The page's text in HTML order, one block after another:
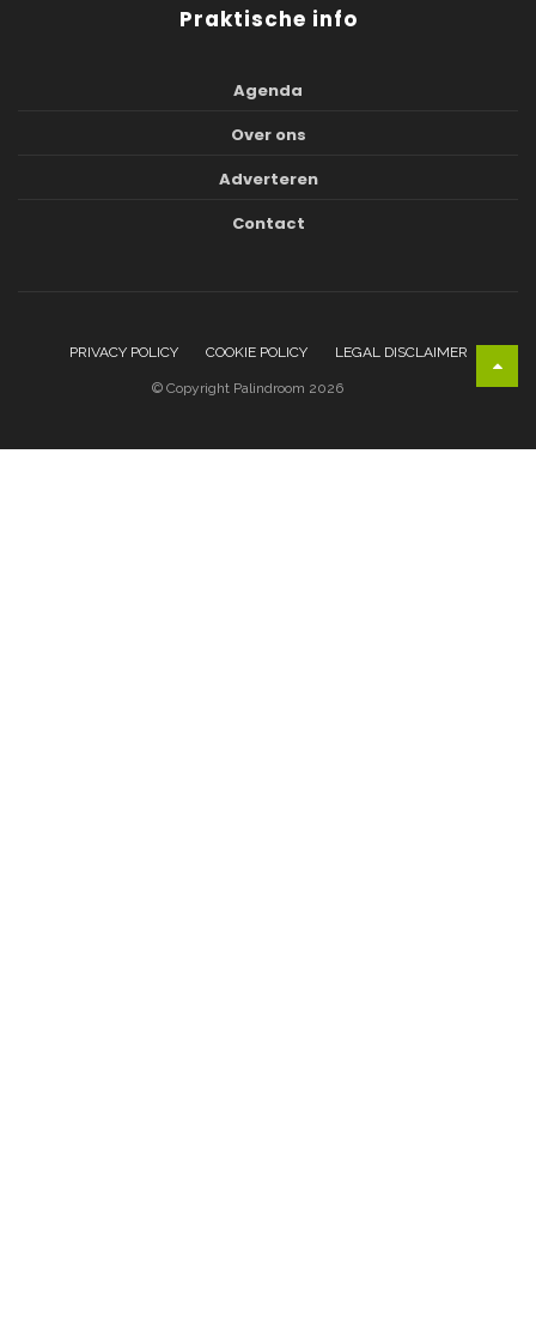
Praktische info
Agenda
Over ons
Adverteren
Contact
PRIVACY POLICY COOKIE POLICY LEGAL DISCLAIMER
© Copyright Palindroom 2026